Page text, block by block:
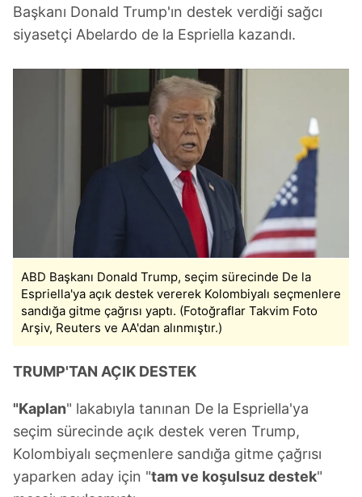
Başkanı Donald Trump'ın destek verdiği sağcı
siyasetçi Abelardo de la Espriella kazandı.
ABD Başkanı Donald Trump, seçim sürecinde De la
Espriella'ya açık destek vererek Kolombiyalı seçmenlere
sandığa gitme çağrısı yaptı. (Fotoğraflar Takvim Foto
Arşiv, Reuters ve AA'dan alınmıştır.)
TRUMP'TAN AÇIK DESTEK
"Kaplan" lakabıyla tanınan De la Espriella'ya
seçim sürecinde açık destek veren Trump,
Kolombiyalı seçmenlere sandığa gitme çağrısı
yaparken aday için "tam ve koşulsuz destek"